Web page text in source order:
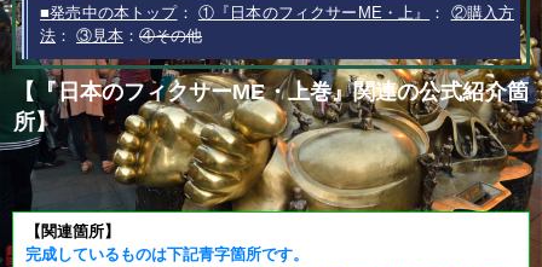
■発売中の本トップ： ①『日本のフィクサーME・上』 ： ②購入方
法 ： ③見本 ： ④その他
【『日本のフィクサーME・上巻』関連の公式紹介箇
所】
【関連箇所】
完成しているものは下記青字箇所です。